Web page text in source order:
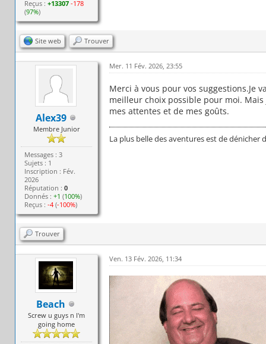
Reçus :+13307 -178
(97%)
Site web Trouver
Alex39
Membre Junior
Messages : 3
Sujets : 1
Inscription : Fév.
2026
Réputation :0
Donnés :+1 (100%)
Reçus :-4 (-100%)
Mer. 11 Fév. 2026, 23:55
Merci à vous pour vos suggestions.Je
meilleur choix possible pour moi.
mes attentes et de mes goûts.
La plus belle des aventures est de dénicher
Trouver
Beach
Screw u guys n I'm
going home
Ven. 13 Fév. 2026, 11:34